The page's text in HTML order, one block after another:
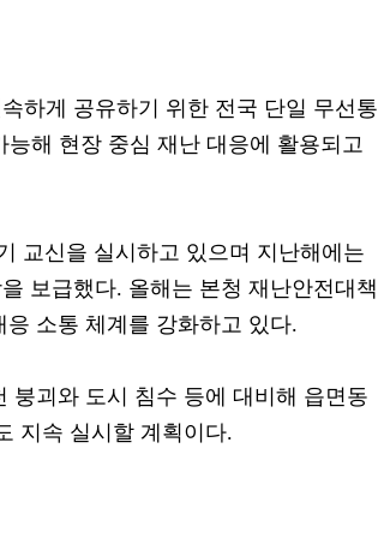
하게 공유하기 위한 전국 단일 무선통
해 현장 중심 재난 대응에 활용되고
교신을 실시하고 있으며 지난해에는
보급했다. 올해는 본청 재난안전대책
소통 체계를 강화하고 있다.
붕괴와 도시 침수 등에 대비해 읍면동
지속 실시할 계획이다.